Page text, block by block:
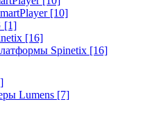
[10]
[1]
[16]
Spinetix [16]
Lumens [7]